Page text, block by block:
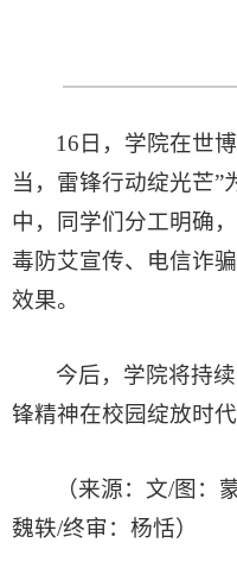
16日，学院在世
当，雷锋行动绽光芒”
中，同学们分工明确
毒防艾宣传、电信诈
效果。
今后，学院将持
锋精神在校园绽放时代
（来源：文/图：
魏轶/终审：杨恬）